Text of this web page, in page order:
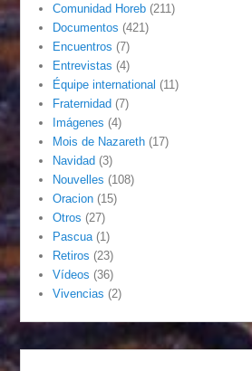
Comunidad Horeb (211)
Documentos (421)
Encuentros (7)
Entrevistas (4)
Équipe international (11)
Fraternidad (7)
Imágenes (4)
Mois de Nazareth (17)
Navidad (3)
Nouvelles (108)
Oracion (15)
Otros (27)
Pascua (1)
Retiros (23)
Vídeos (36)
Vivencias (2)